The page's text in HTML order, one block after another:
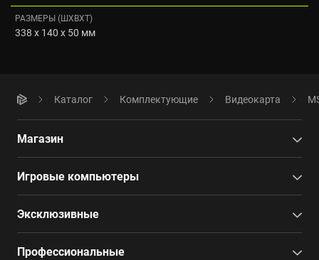
РАЗМЕРЫ (ШXВXТ)
338 x 140 x 50 мм
Каталог Комплектующие Видеокарта
Магазин
Игровые компьютеры
Эксклюзивные
Профессиональные